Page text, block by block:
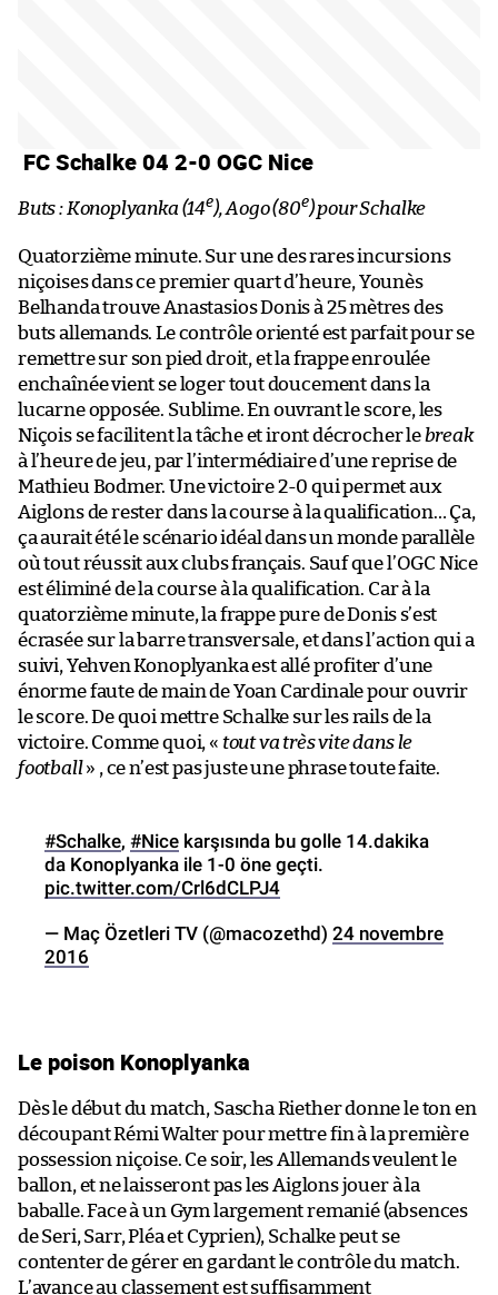
FC Schalke 04 2-0 OGC Nice
Buts : Konoplyanka (14e), Aogo (80e) pour Schalke
Quatorzième minute. Sur une des rares incursions
niçoises dans ce premier quart d’heure, Younès
Belhanda trouve Anastasios Donis à 25 mètres des
buts allemands. Le contrôle orienté est parfait pour se
remettre sur son pied droit, et la frappe enroulée
enchaînée vient se loger tout doucement dans la
lucarne opposée. Sublime. En ouvrant le score, les
Niçois se facilitent la tâche et iront décrocher le break
à l’heure de jeu, par l’intermédiaire d’une reprise de
Mathieu Bodmer. Une victoire 2-0 qui permet aux
Aiglons de rester dans la course à la qualification… Ça,
ça aurait été le scénario idéal dans un monde parallèle
où tout réussit aux clubs français. Sauf que l’OGC Nice
est éliminé de la course à la qualification. Car à la
quatorzième minute, la frappe pure de Donis s’est
écrasée sur la barre transversale, et dans l’action qui a
suivi, Yehven Konoplyanka est allé profiter d’une
énorme faute de main de Yoan Cardinale pour ouvrir
le score. De quoi mettre Schalke sur les rails de la
victoire. Comme quoi, « tout va très vite dans le
football» , ce n’est pas juste une phrase toute faite.
#Schalke, #Nice karşısında bu golle 14.dakika
da Konoplyanka ile 1-0 öne geçti.
pic.twitter.com/Crl6dCLPJ4
— Maç Özetleri TV (@macozethd) 24 novembre
2016
Le poison Konoplyanka
Dès le début du match, Sascha Riether donne le ton en
découpant Rémi Walter pour mettre fin à la première
possession niçoise. Ce soir, les Allemands veulent le
ballon, et ne laisseront pas les Aiglons jouer à la
baballe. Face à un Gym largement remanié (absences
de Seri, Sarr, Pléa et Cyprien), Schalke peut se
contenter de gérer en gardant le contrôle du match.
L’avance au classement est suffisamment